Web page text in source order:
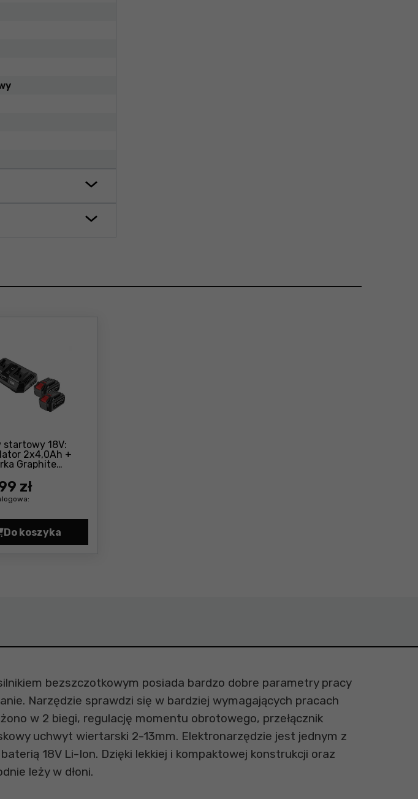
Energy+ 58GE131 Cena 173,99 zł
1x4,0Ah + ładowarka Graphite Energy+ 58GE132 Cena 251,99 zł
startowy 18V:
2x4,0Ah +
Graphite
zł
Do koszyka
Zestaw startowy 18V: Akumulator 2x4,0Ah + ładowarka Graphite Energy+
bezszczotkowym posiada bardzo dobre parametry pracy
Narzędzie sprawdzi się w bardziej wymagających pracach
w 2 biegi, regulację momentu obrotowego, przełącznik
uchwyt wiertarski 2-13mm. Elektronarzędzie jest jednym z
18V Li-Ion. Dzięki lekkiej i kompaktowej konstrukcji oraz
leży w dłoni.